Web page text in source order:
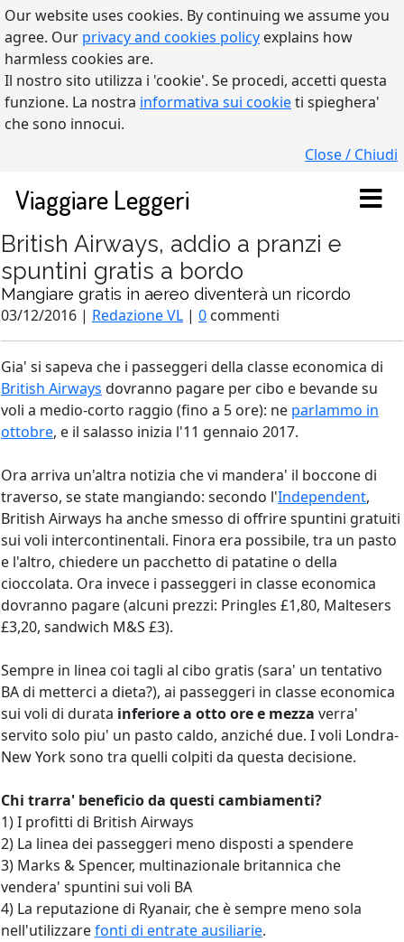
Our website uses cookies. By continuing we assume you
agree. Our privacy and cookies policy explains how
harmless cookies are.
Il nostro sito utilizza i 'cookie'. Se procedi, accetti questa
funzione. La nostra informativa sui cookieti spieghera'
che sono innocui.
Close / Chiudi
Viaggiare Leggeri
British Airways, addio a pranzi e
spuntini gratis a bordo
Mangiare gratis in aereo diventerà un ricordo
03/12/2016 | Redazione VL | 0 commenti
Gia' si sapeva che i passeggeri della classe economica di
British Airways dovranno pagare per cibo e bevande su
voli a medio-corto raggio (fino a 5 ore): ne parlammo in
ottobre, e il salasso inizia l'11 gennaio 2017.
Ora arriva un'altra notizia che vi mandera' il boccone di
traverso, se state mangiando: secondo l'Independent,
British Airways ha anche smesso di offrire spuntini gratuiti
sui voli intercontinentali. Finora era possibile, tra un pasto
e l'altro, chiedere un pacchetto di patatine o della
cioccolata. Ora invece i passeggeri in classe economica
dovranno pagare (alcuni prezzi: Pringles £1,80, Maltesers
£3,20, sandwich M&S £3).
Sempre in linea coi tagli al cibo gratis (sara' un tentativo
BA di metterci a dieta?), ai passeggeri in classe economica
sui voli di durata inferiore a otto ore e mezza verra'
servito solo piu' un pasto caldo, anziché due. I voli Londra-
New York sono tra quelli colpiti da questa decisione.
Chi trarra' beneficio da questi cambiamenti?
1) I profitti di British Airways
2) La linea dei passeggeri meno disposti a spendere
3) Marks & Spencer, multinazionale britannica che
vendera' spuntini sui voli BA
4) La reputazione di Ryanair, che è sempre meno sola
nell'utilizzarefonti di entrate ausiliarie.